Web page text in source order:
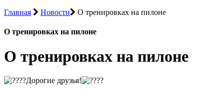
Главная
Новости О тренировках на пилоне
О тренировках на пилоне
О тренировках на пилоне
Дорогие друзья!